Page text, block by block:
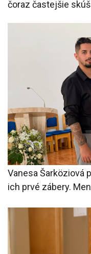
čoraz častejšie
Vanesa Šarköziová
ich prvé zábery.